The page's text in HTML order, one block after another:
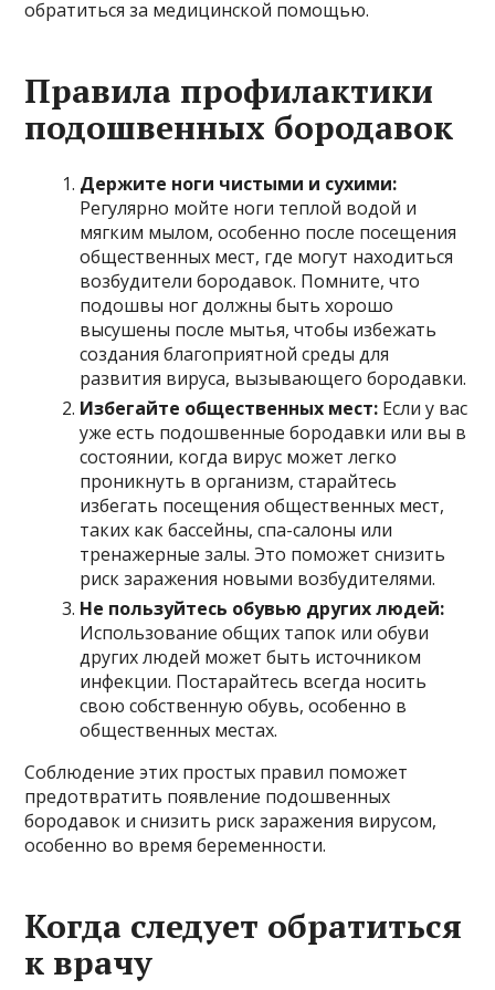
обратиться за медицинской помощью.
Правила профилактики
подошвенных бородавок
Держите ноги чистыми и сухими:
Регулярно мойте ноги теплой водой и
мягким мылом, особенно после посещения
общественных мест, где могут находиться
возбудители бородавок. Помните, что
подошвы ног должны быть хорошо
высушены после мытья, чтобы избежать
создания благоприятной среды для
развития вируса, вызывающего бородавки.
Избегайте общественных мест: Если у вас
уже есть подошвенные бородавки или вы в
состоянии, когда вирус может легко
проникнуть в организм, старайтесь
избегать посещения общественных мест,
таких как бассейны, спа-салоны или
тренажерные залы. Это поможет снизить
риск заражения новыми возбудителями.
Не пользуйтесь обувью других людей:
Использование общих тапок или обуви
других людей может быть источником
инфекции. Постарайтесь всегда носить
свою собственную обувь, особенно в
общественных местах.
Соблюдение этих простых правил поможет
предотвратить появление подошвенных
бородавок и снизить риск заражения вирусом,
особенно во время беременности.
Когда следует обратиться
к врачу